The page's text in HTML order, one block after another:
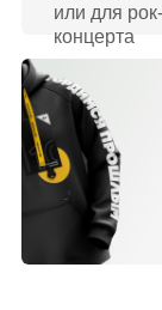
или для рок-
концерта